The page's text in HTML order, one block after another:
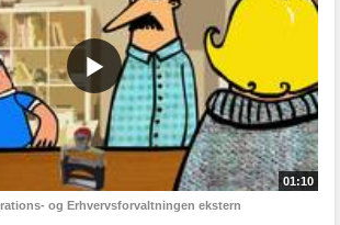
01:10
og Erhvervsforvaltningen ekstern